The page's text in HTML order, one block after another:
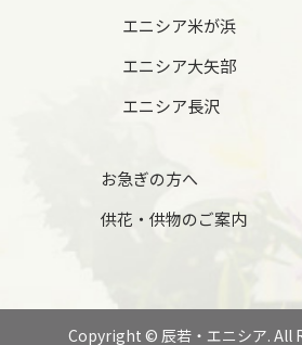
エニシア米が浜
エニシア大矢部
エニシア長沢
お急ぎの方へ
供花・供物のご案内
Copyright © 辰若・エニシア. All